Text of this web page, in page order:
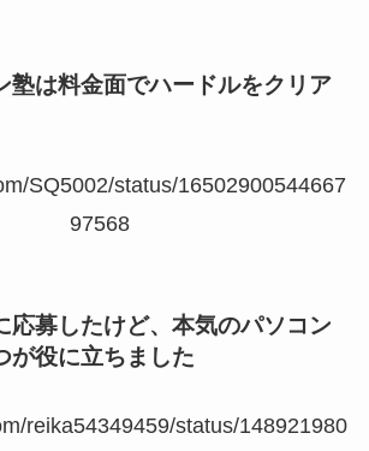
塾は料金面でハードルをクリア
SQ5002/status/16502900544667
97568
応募したけど、本気のパソコン
が役に立ちました
reika54349459/status/148921980